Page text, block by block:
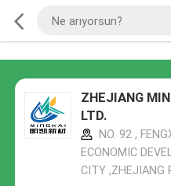
ZHEJIANG
LTD.
NO. 92 ,
ECONOMIC
CITY ,ZHEJIANG